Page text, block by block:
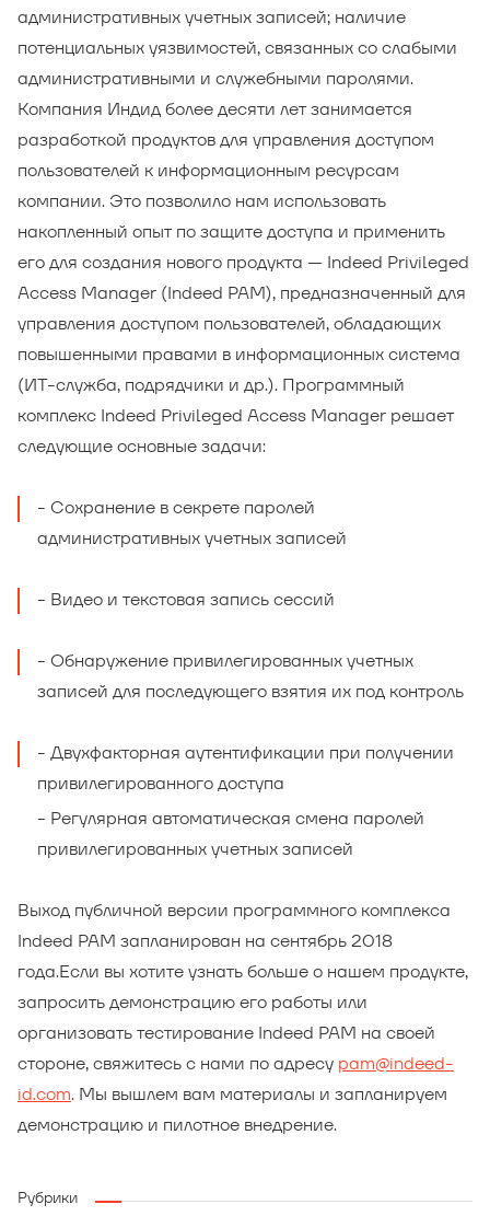
административных учетных записей; наличие
потенциальных уязвимостей, связанных со слабыми
административными и служебными паролями.
Компания Индид более десяти лет занимается
разработкой продуктов для управления доступом
пользователей к информационным ресурсам
компании. Это позволило нам использовать
накопленный опыт по защите доступа и применить
его для создания нового продукта — Indeed Privileged
Access Manager (Indeed PAM), предназначенный для
управления доступом пользователей, обладающих
повышенными правами в информационных система
(ИТ-служба, подрядчики и др.). Программный
комплекс Indeed Privileged Access Manager решает
следующие основные задачи:
Сохранение в секрете паролей
административных учетных записей
Видео и текстовая запись сессий
Обнаружение привилегированных учетных
записей для последующего взятия их под контроль
Двухфакторная аутентификации при получении
привилегированного доступа
Регулярная автоматическая смена паролей
привилегированных учетных записей
Выход публичной версии программного комплекса
Indeed PAM запланирован на сентябрь 2018
года.Если вы хотите узнать больше о нашем продукте,
запросить демонстрацию его работы или
организовать тестирование Indeed PAM на своей
стороне, свяжитесь с нами по адресу pam@indeed-
id.com. Мы вышлем вам материалы и запланируем
демонстрацию и пилотное внедрение.
Рубрики